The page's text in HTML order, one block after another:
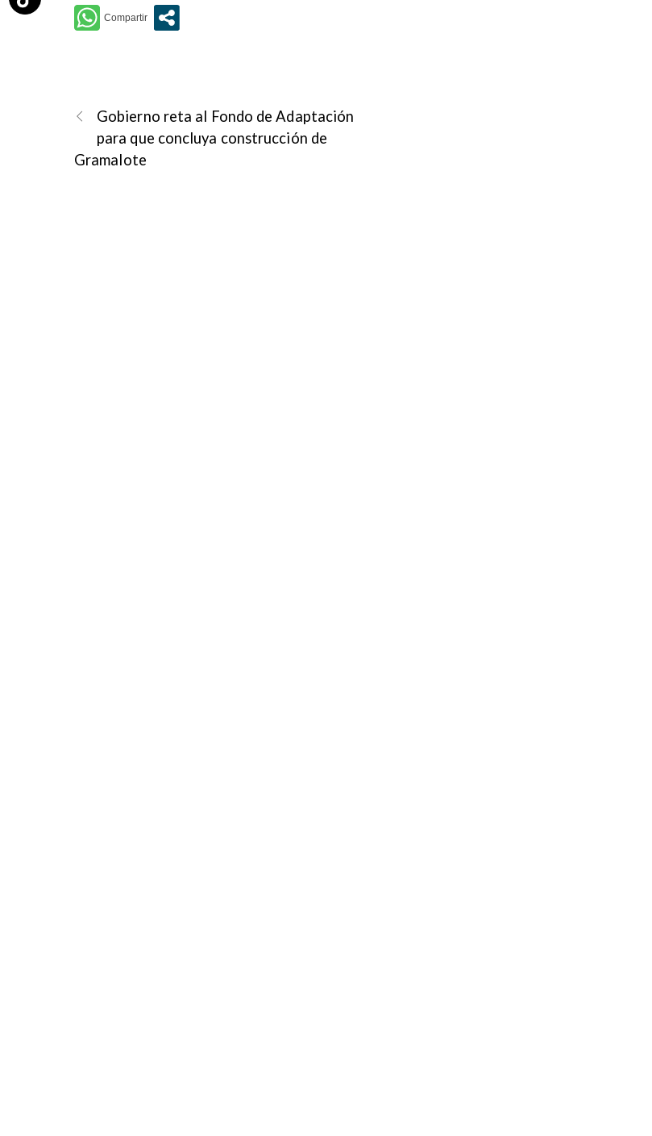
Gobierno reta al Fondo de Adaptación
para que concluya construcción de
Gramalote